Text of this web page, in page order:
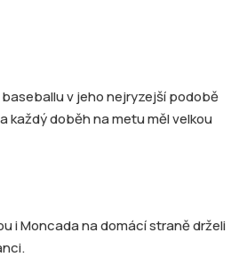
v jeho nejryzejší podobě
každý doběh na metu měl velkou
i Moncada na domácí straně drželi